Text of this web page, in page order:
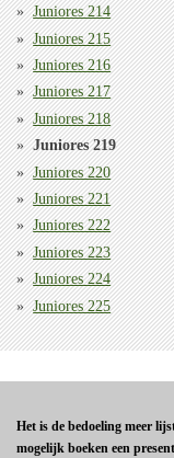
Juniores 214
Juniores 215
Juniores 216
Juniores 217
Juniores 218
Juniores 219
Juniores 220
Juniores 221
Juniores 222
Juniores 223
Juniores 224
Juniores 225
Het is de bedoeling meer
mogelijk boeken een